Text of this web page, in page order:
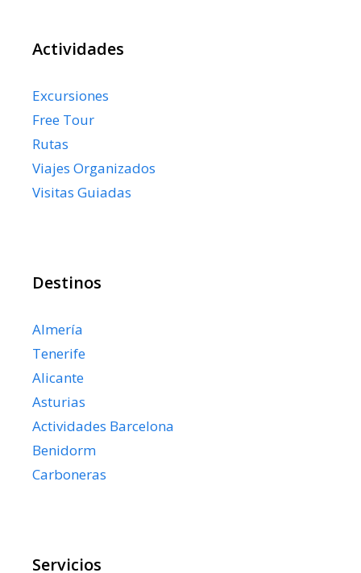
Actividades
Excursiones
Free Tour
Rutas
Viajes Organizados
Visitas Guiadas
Destinos
Almería
Tenerife
Alicante
Asturias
Actividades Barcelona
Benidorm
Carboneras
Servicios